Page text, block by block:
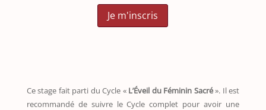
Je m'inscris
Ce stage fait parti du Cycle « L’Éveil du Féminin Sacré». Il est
recommandé de suivre le Cycle complet pour avoir une